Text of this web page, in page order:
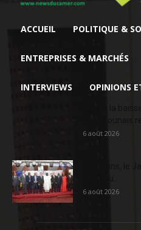
ACCUEIL POLITIQUE &
ENTREPRISES & MARCHÉS
INTERVIEWS OPINIONS
6 août 2026
6 août 2026